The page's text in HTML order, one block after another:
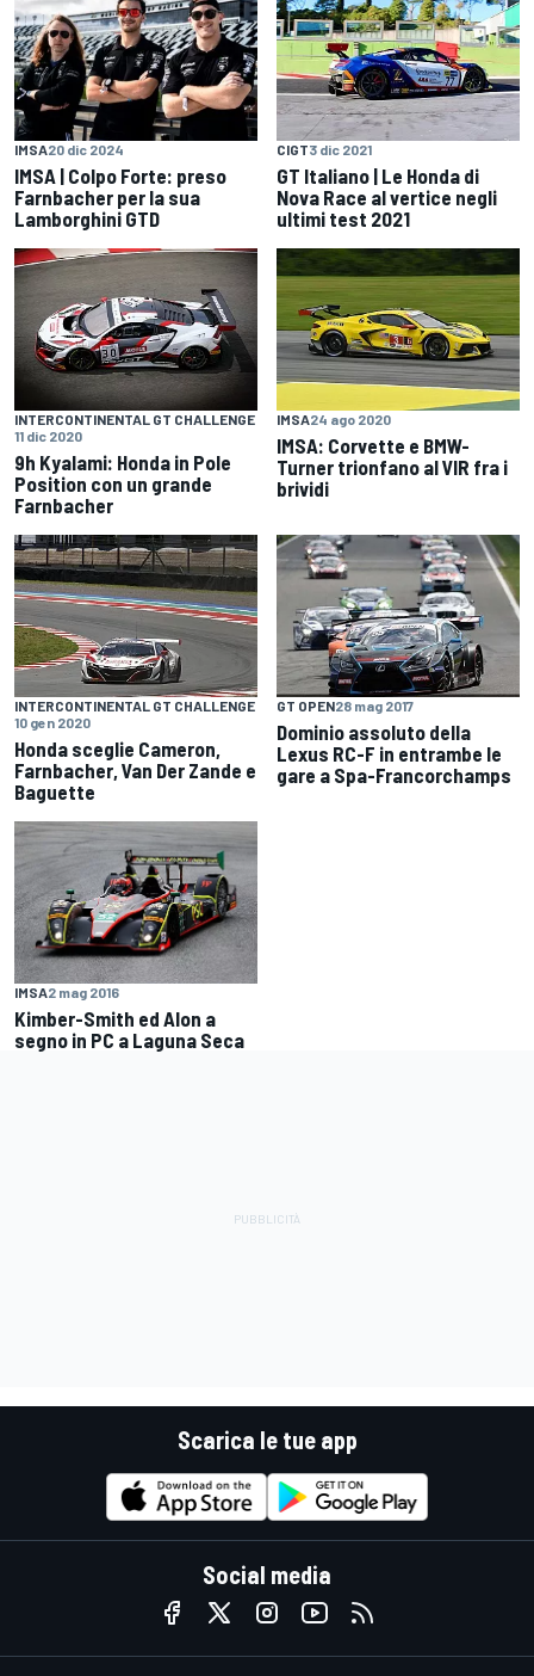
IMSA20 dic 2024
IMSA | Colpo Forte: preso
Farnbacher per la sua
Lamborghini GTD
CIGT3 dic 2021
GT Italiano | Le Honda di
Nova Race al vertice negli
ultimi test 2021
INTERCONTINENTAL GT CHALLENGE
11 dic 2020
9h Kyalami: Honda in Pole
Position con un grande
Farnbacher
IMSA24 ago 2020
IMSA: Corvette e BMW-
Turner trionfano al VIR fra i
brividi
INTERCONTINENTAL GT CHALLENGE
10 gen 2020
Honda sceglie Cameron,
Farnbacher, Van Der Zande e
Baguette
GT OPEN28 mag 2017
Dominio assoluto della
Lexus RC-F in entrambe le
gare a Spa-Francorchamps
IMSA2 mag 2016
Kimber-Smith ed Alon a
segno in PC a Laguna Seca
Scarica le tue app
Social media